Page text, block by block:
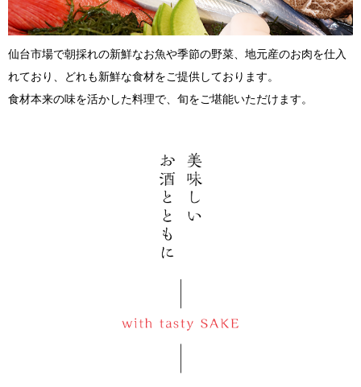
仙台市場で朝採れの新鮮なお魚や季節の野菜、地元産のお肉を仕入
れており、どれも新鮮な食材をご提供しております。
食材本来の味を活かした料理で、旬をご堪能いただけます。